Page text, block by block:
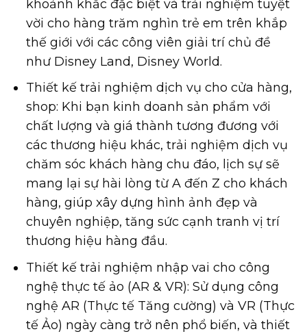
khoảnh khắc đặc biệt và trải nghiệm tuyệt
vời cho hàng trăm nghìn trẻ em trên khắp
thế giới với các công viên giải trí chủ đề
như Disney Land, Disney World.
Thiết kế trải nghiệm dịch vụ cho cửa hàng,
shop: Khi bạn kinh doanh sản phẩm với
chất lượng và giá thành tương đương với
các thương hiệu khác, trải nghiệm dịch vụ
chăm sóc khách hàng chu đáo, lịch sự sẽ
mang lại sự hài lòng từ A đến Z cho khách
hàng, giúp xây dựng hình ảnh đẹp và
chuyên nghiệp, tăng sức cạnh tranh vị trí
thương hiệu hàng đầu.
Thiết kế trải nghiệm nhập vai cho công
nghệ thực tế ảo (AR & VR): Sử dụng công
nghệ AR (Thực tế Tăng cường) và VR (Thực
tế Ảo) ngày càng trở nên phổ biến, và thiết